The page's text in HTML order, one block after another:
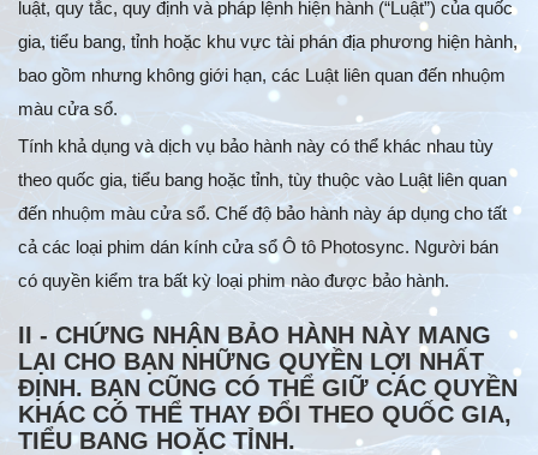
luật, quy tắc, quy định và pháp lệnh hiện hành (“Luật”) của quốc
gia, tiểu bang, tỉnh hoặc khu vực tài phán địa phương hiện hành,
bao gồm nhưng không giới hạn, các Luật liên quan đến nhuộm
màu cửa sổ.
Tính khả dụng và dịch vụ bảo hành này có thể khác nhau tùy
theo quốc gia, tiểu bang hoặc tỉnh, tùy thuộc vào Luật liên quan
đến nhuộm màu cửa sổ. Chế độ bảo hành này áp dụng cho tất
cả các loại phim dán kính cửa sổ Ô tô Photosync. Người bán
có quyền kiểm tra bất kỳ loại phim nào được bảo hành.
II - CHỨNG NHẬN BẢO HÀNH NÀY MANG
LẠI CHO BẠN NHỮNG QUYỀN LỢI NHẤT
ĐỊNH. BẠN CŨNG CÓ THỂ GIỮ CÁC QUYỀN
KHÁC CÓ THỂ THAY ĐỔI THEO QUỐC GIA,
TIỂU BANG HOẶC TỈNH.